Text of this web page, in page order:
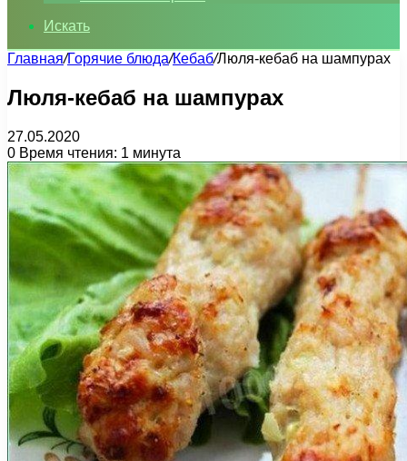
Искать
Главная/Горячие блюда/Кебаб/Люля-кебаб на шампурах
Люля-кебаб на шампурах
27.05.2020
0 Время чтения: 1 минута